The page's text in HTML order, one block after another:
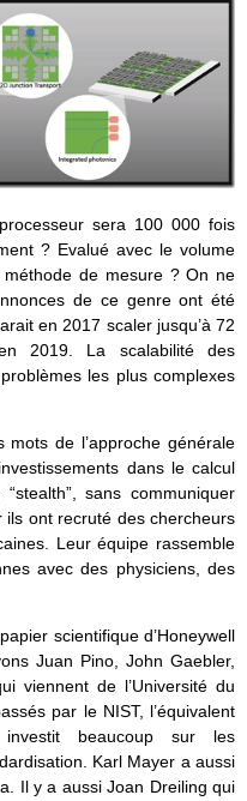
sera 100 000 fois
? Evalué avec le volume
méthode de mesure ? On ne
de ce genre ont été
en 2017 scaler jusqu’à 72
2019. La scalabilité des
les plus complexes
de l’approche générale
dans le calcul
sans communiquer
ont recruté des chercheurs
Leur équipe rassemble
avec des physiciens, des
scientifique d’Honeywell
Juan Pino, John Gaebler,
viennent de l’Université du
par le NIST, l’équivalent
investit beaucoup sur les
Karl Mayer a aussi
Il y a aussi Joan Dreiling qui